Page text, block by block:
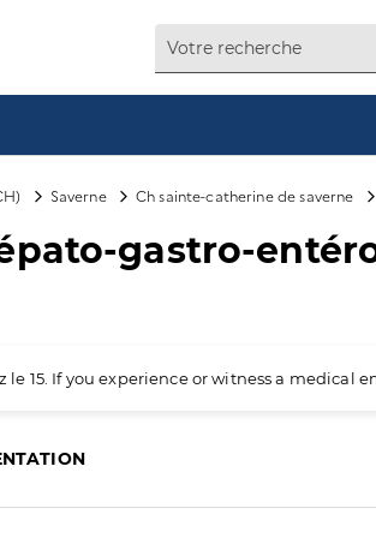
Saverne Ch sainte-catherine de saverne
gastro-
le 15. If you experience or witness a